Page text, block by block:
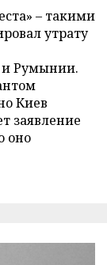
– такими
утрату
Румынии.
Киев
заявление
оно